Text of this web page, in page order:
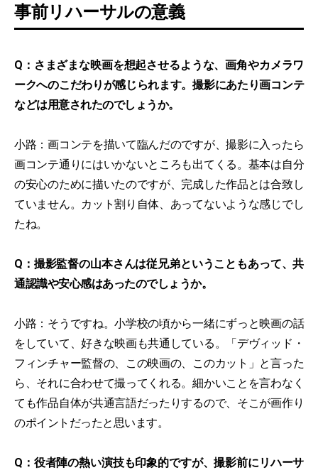
事前リハーサルの意義
Q：さまざまな映画を想起させるような、画角やカメラワ
ークへのこだわりが感じられます。撮影にあたり画コンテ
などは用意されたのでしょうか。
小路：画コンテを描いて臨んだのですが、撮影に入ったら
画コンテ通りにはいかないところも出てくる。基本は自分
の安心のために描いたのですが、完成した作品とは合致し
ていません。カット割り自体、あってないような感じでし
たね。
Q：撮影監督の山本さんは従兄弟ということもあって、共
通認識や安心感はあったのでしょうか。
小路：そうですね。小学校の頃から一緒にずっと映画の話
をしていて、好きな映画も共通している。「デヴィッド・
フィンチャー監督の、この映画の、このカット」と言った
ら、それに合わせて撮ってくれる。細かいことを言わなく
ても作品自体が共通言語だったりするので、そこが画作り
のポイントだったと思います。
Q：役者陣の熱い演技も印象的ですが、撮影前にリハーサ